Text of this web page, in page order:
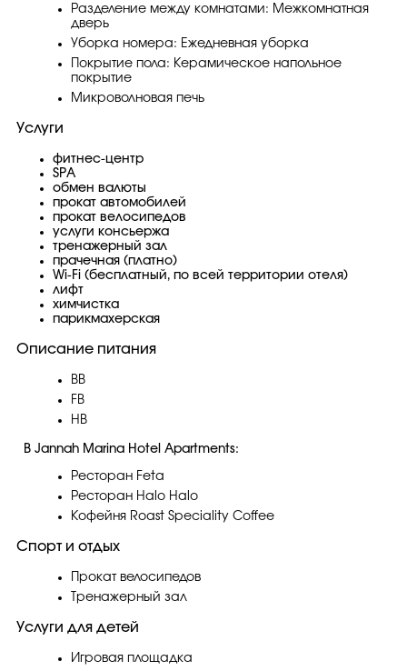
Разделение между комнатами: Межкомнатная
дверь
Уборка номера: Ежедневная уборка
Покрытие пола: Керамическое напольное
покрытие
Микроволновая печь
Услуги
фитнес-центр
SPA
обмен валюты
прокат автомобилей
прокат велосипедов
услуги консьержа
тренажерный зал
прачечная (платно)
Wi-Fi (бесплатный, по всей территории отеля)
лифт
химчистка
парикмахерская
Описание питания
BB
FB
HB
В Jannah Marina Hotel Apartments:
Ресторан Feta
Ресторан Halo Halo
Кофейня Roast Speciality Coffee
Спорт и отдых
Прокат велосипедов
Тренажерный зал
Услуги для детей
Игровая площадка